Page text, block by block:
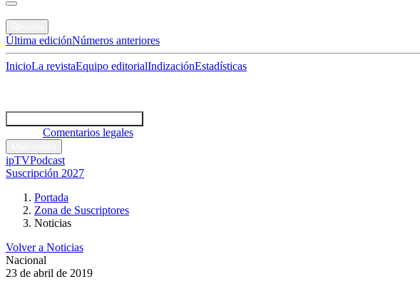
Última ediciónNúmeros anteriores
InicioLa revistaEquipo editorialIndizaciónEstadísticas
Comentarios legales
ipTVPodcast
Suscripción 2027
Portada
Zona de Suscriptores
Noticias
Volver a Noticias
Nacional
23 de abril de 2019